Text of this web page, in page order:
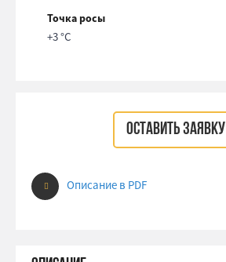
Точка росы
+3 °С
ОСТАВИТЬ ЗАЯВКУ
Описание в PDF